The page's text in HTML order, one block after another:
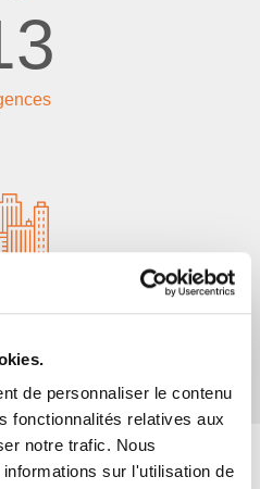
de personnaliser le contenu
fonctionnalités relatives aux
notre trafic. Nous
sur l'utilisation de